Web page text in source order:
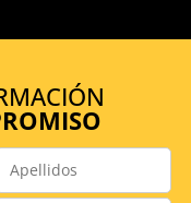
Apellidos